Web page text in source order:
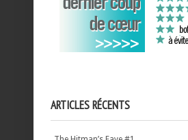
ARTICLES RÉCENTS